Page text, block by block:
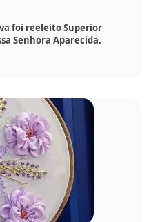
foi reeleito Superior
Senhora Aparecida.